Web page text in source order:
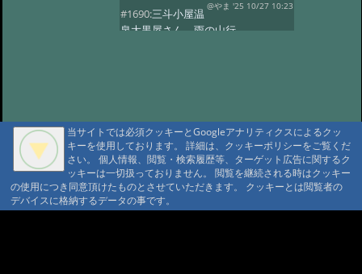
@やま '25 10/27 10:23
#1690:三斗小屋温
泉大黒屋さん 雨の山行
#1686:何度でも行きたい宿 三斗小屋
温泉大黒屋
@府中のぼる '25 10/17 08:55
#1685:最高のお風呂 三斗小屋温泉大
黒屋
@Naotan '25 10/12 09:11
#1684:お湯良し、ご飯良し、人良し
当サイトでは必須クッキーとGoogleアナリティクスによるクッ
キーを使用しております。 詳細は、クッキーポリシーをご覧くだ
さい。 個人情報、閲覧・検索履歴等、ターゲット広告に関するク
ッキーは一切扱っておりません。 閲覧を継続される時はクッキー
の使用につき同意頂けたものとさせていただきます。 クッキーとは閲覧者の
デバイスに格納するデータの事です。